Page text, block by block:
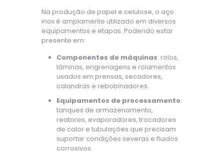
Na produção de papel e celulose, o aço
inox é amplamente utilizado em diversos
equipamentos e etapas. Podendo estar
presente em:
Componentes de máquinas: rolos,
lâminas, engrenagens e rolamentos
usados em prensas, secadores,
calandras e rebobinadores.
Equipamentos de processamento:
tanques de armazenamento,
reatores, evaporadores, trocadores
de calor e tubulações que precisam
suportar condições severas e fluidos
corrosivos.